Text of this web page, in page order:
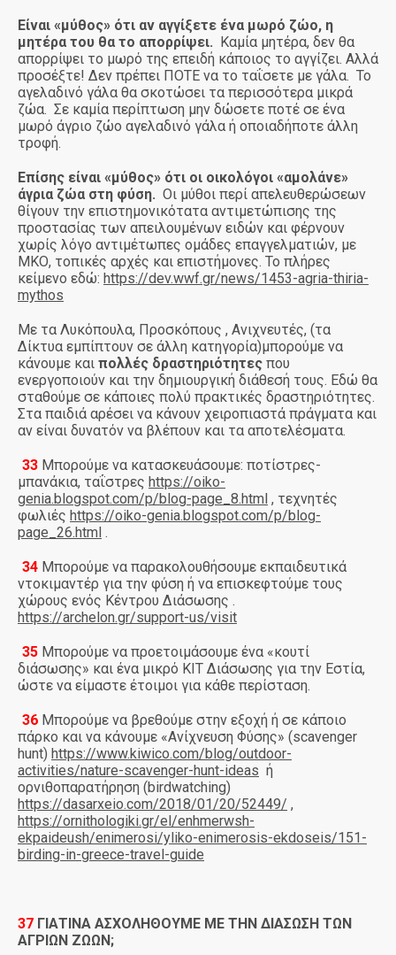
Είναι «μύθος» ότι αν αγγίξετε ένα μωρό ζώο, η
μητέρα του θα το απορρίψει. Καμία μητέρα, δεν θα
απορρίψει το μωρό της επειδή κάποιος το αγγίζει. Αλλά
προσέξτε! Δεν πρέπει ΠΟΤΕ να το ταΐσετε με γάλα. Το
αγελαδινό γάλα θα σκοτώσει τα περισσότερα μικρά
ζώα. Σε καμία περίπτωση μην δώσετε ποτέ σε ένα
μωρό άγριο ζώο αγελαδινό γάλα ή οποιαδήποτε άλλη
τροφή.
Επίσης είναι «μύθος» ότι οι οικολόγοι «αμολάνε»
άγρια ζώα στη φύση. Οι μύθοι περί απελευθερώσεων
θίγουν την επιστημονικότατα αντιμετώπισης της
προστασίας των απειλουμένων ειδών και φέρνουν
χωρίς λόγο αντιμέτωπες ομάδες επαγγελματιών, με
ΜΚΟ, τοπικές αρχές και επιστήμονες. Το πλήρες
κείμενο εδώ: https://dev.wwf.gr/news/1453-agria-thiria-
mythos
Με τα Λυκόπουλα, Προσκόπους , Ανιχνευτές, (τα
Δίκτυα εμπίπτουν σε άλλη κατηγορία)μπορούμε να
κάνουμε και πολλές δραστηριότητες που
ενεργοποιούν και την δημιουργική διάθεσή τους. Εδώ θα
σταθούμε σε κάποιες πολύ πρακτικές δραστηριότητες.
Στα παιδιά αρέσει να κάνουν χειροπιαστά πράγματα και
αν είναι δυνατόν να βλέπουν και τα αποτελέσματα.
33 Μπορούμε να κατασκευάσουμε: ποτίστρες-
μπανάκια, ταΐστρες https://oiko-
genia.blogspot.com/p/blog-page_8.html , τεχνητές
φωλιές https://oiko-genia.blogspot.com/p/blog-
page_26.html .
34 Μπορούμε να παρακολουθήσουμε εκπαιδευτικά
ντοκιμαντέρ για την φύση ή να επισκεφτούμε τους
χώρους ενός Κέντρου Διάσωσης .
https://archelon.gr/support-us/visit
35 Μπορούμε να προετοιμάσουμε ένα «κουτί
διάσωσης» και ένα μικρό ΚΙΤ Διάσωσης για την Εστία,
ώστε να είμαστε έτοιμοι για κάθε περίσταση.
36 Μπορούμε να βρεθούμε στην εξοχή ή σε κάποιο
πάρκο και να κάνουμε «Ανίχνευση Φύσης» (scavenger
hunt) https://www.kiwico.com/blog/outdoor-
activities/nature-scavenger-hunt-ideas ή
ορνιθοπαρατήρηση (birdwatching)
https://dasarxeio.com/2018/01/20/52449/ ,
https://ornithologiki.gr/el/enhmerwsh-
ekpaideush/enimerosi/yliko-enimerosis-ekdoseis/151-
birding-in-greece-travel-guide
37 ΓΙΑΤΙΝΑ ΑΣΧΟΛΗΘΟΥΜΕ ΜΕ ΤΗΝ ΔΙΑΣΩΣΗ ΤΩΝ
ΑΓΡΙΩΝ ΖΩΩΝ;